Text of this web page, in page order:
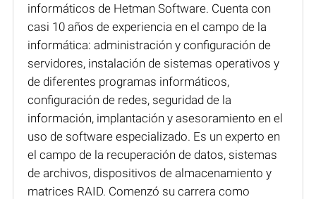
informáticos de Hetman Software. Cuenta con
casi 10 años de experiencia en el campo de la
informática: administración y configuración de
servidores, instalación de sistemas operativos y
de diferentes programas informáticos,
configuración de redes, seguridad de la
información, implantación y asesoramiento en el
uso de software especializado. Es un experto en
el campo de la recuperación de datos, sistemas
de archivos, dispositivos de almacenamiento y
matrices RAID. Comenzó su carrera como